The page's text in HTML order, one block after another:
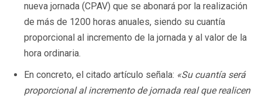
nueva jornada (CPAV) que se abonará por la realización
de más de 1200 horas anuales, siendo su cuantía
proporcional al incremento de la jornada y al valor de la
hora ordinaria.
En concreto, el citado artículo señala: «Su cuantía será
proporcional al incremento de jornada real que realicen